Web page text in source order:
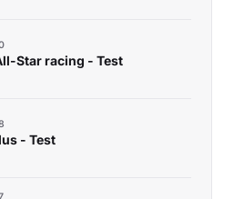
Star racing - Test
- Test